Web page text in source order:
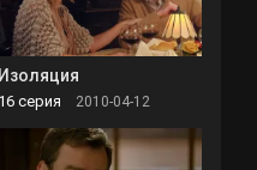
Изоляция
16 серия 2010-04-12